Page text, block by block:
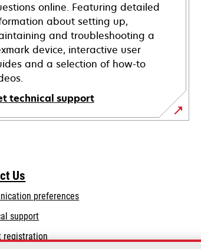
online. Featuring detailed
about setting up,
and troubleshooting a
device, interactive user
and a selection of how-to
technical support
Us
preferences
supportopens
a
registration